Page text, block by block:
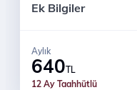
Ek Bilgiler
Sınırsız WhatsApp
Türk Telekom'lularla
Ücretsiz Dijital Kurye
12 Ay Taahhütlü
640TL
Aylık